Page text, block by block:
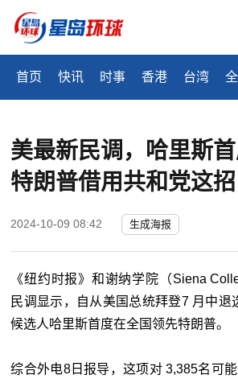
首页 快讯 时事 香港 台湾
美最新民调，哈里斯
特朗普借用共和党这招
2024-10-09 08:42 生成海报
《纽约时报》和谢纳学院（Siena
民调显示，自从美国总统拜登7 月中退
候选人哈里斯首度在全国领先特朗普。
综合外电8日报导，这项对 3,385名可